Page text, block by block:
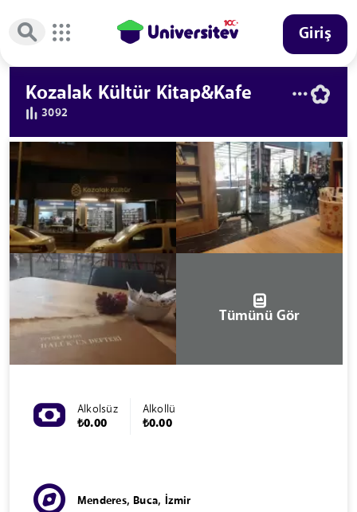
Giriş
Kozalak Kültür Kitap&Kafe
3092
Tümünü Gör
Alkolsüz
₺0.00
Alkollü
₺0.00
Menderes, Buca, İzmir